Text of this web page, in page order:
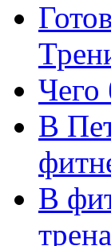
Чего
В
В